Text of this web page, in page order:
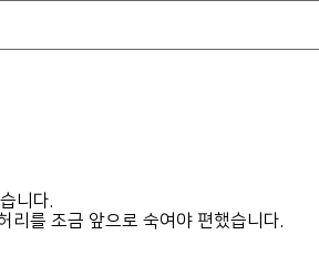
니다.
리를 조금 앞으로 숙여야 편했습니다.